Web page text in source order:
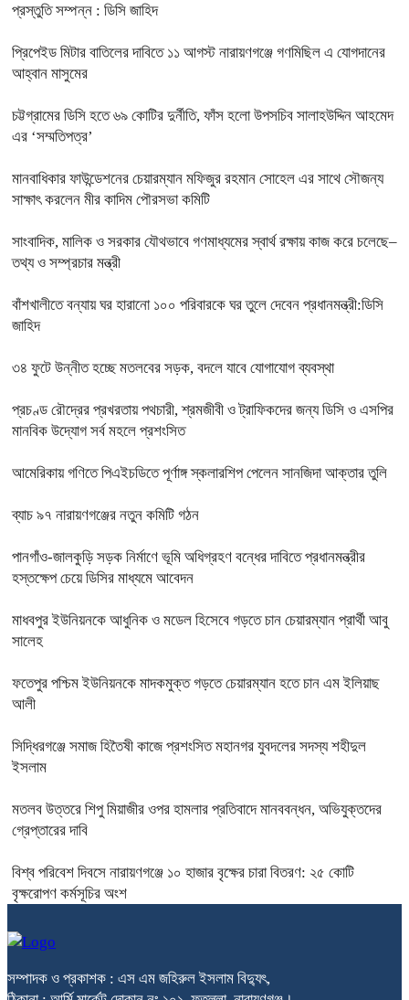
প্রস্তুতি সম্পন্ন : ডিসি জাহিদ
প্রিপেইড মিটার বাতিলের দাবিতে ১১ আগস্ট নারায়ণগঞ্জে গণমিছিল এ যোগদানের
আহ্বান মাসুমের
চট্টগ্রামের ডিসি হতে ৬৯ কোটির দুর্নীতি, ফাঁস হলো উপসচিব সালাহউদ্দিন আহমেদ
এর ‘সম্মতিপত্র’
মানবাধিকার ফাউন্ডেশনের চেয়ারম্যান মফিজুর রহমান সোহেল এর সাথে সৌজন্য
সাক্ষাৎ করলেন মীর কাদিম পৌরসভা কমিটি
সাংবাদিক, মালিক ও সরকার যৌথভাবে গণমাধ্যমের স্বার্থ রক্ষায় কাজ করে চলেছে–
তথ্য ও সম্প্রচার মন্ত্রী
বাঁশখালীতে বন্যায় ঘর হারানো ১০০ পরিবারকে ঘর তুলে দেবেন প্রধানমন্ত্রী:ডিসি
জাহিদ
৩৪ ফুটে উন্নীত হচ্ছে মতলবের সড়ক, বদলে যাবে যোগাযোগ ব্যবস্থা
প্রচণ্ড রৌদ্রের প্রখরতায় পথচারী, শ্রমজীবী ও ট্রাফিকদের জন্য ডিসি ও এসপির
মানবিক উদ্যোগ সর্ব মহলে প্রশংসিত
আমেরিকায় গণিতে পিএইচডিতে পূর্ণাঙ্গ স্কলারশিপ পেলেন সানজিদা আক্তার তুলি
ব্যাচ ৯৭ নারায়ণগঞ্জের নতুন কমিটি গঠন
পানগাঁও-জালকুড়ি সড়ক নির্মাণে ভূমি অধিগ্রহণ বন্ধের দাবিতে প্রধানমন্ত্রীর
হস্তক্ষেপ চেয়ে ডিসির মাধ্যমে আবেদন
মাধবপুর ইউনিয়নকে আধুনিক ও মডেল হিসেবে গড়তে চান চেয়ারম্যান প্রার্থী আবু
সালেহ
ফতেপুর পশ্চিম ইউনিয়নকে মাদকমুক্ত গড়তে চেয়ারম্যান হতে চান এম ইলিয়াছ
আলী
সিদ্ধিরগঞ্জে‌ সমাজ হিতৈষী কাজে প্রশংসিত মহানগর যুবদলের সদস্য শহীদুল
ইসলাম
মতলব উত্তরে শিপু মিয়াজীর ওপর হামলার প্রতিবাদে মানববন্ধন, অভিযুক্তদের
গ্রেপ্তারের দাবি
বিশ্ব পরিবেশ দিবসে নারায়ণগঞ্জে ১০ হাজার বৃক্ষের চারা বিতরণ: ২৫ কোটি
বৃক্ষরোপণ কর্মসূচির অংশ
সম্পাদক ও প্রকাশক : এস এম জহিরুল ইসলাম বিদ্যুৎ,